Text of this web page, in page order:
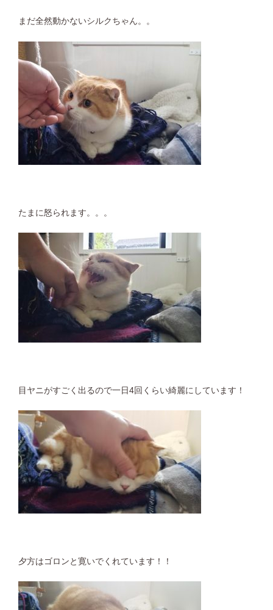
まだ全然動かないシルクちゃん。。
たまに怒られます。。。
目ヤニがすごく出るので一日4回くらい綺麗にしています！
夕方はゴロンと寛いでくれています！！